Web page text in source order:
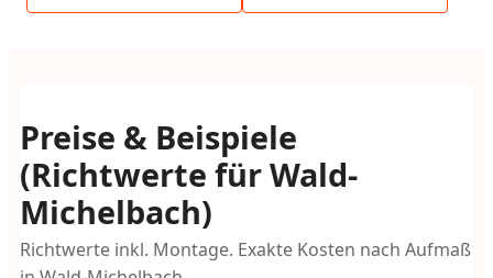
Preise & Beispiele
(Richtwerte für Wald-
Michelbach)
Richtwerte inkl. Montage. Exakte Kosten nach Aufmaß